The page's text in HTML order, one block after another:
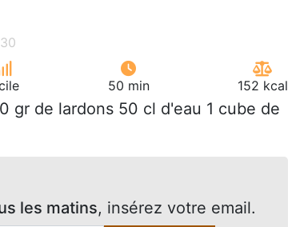
50 min 152 kcal
gr de lardons 50 cl d'eau 1 cube de
les matins, insérez votre email.